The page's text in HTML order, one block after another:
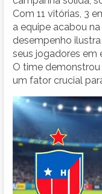
Com 11 vitórias, 3
a equipe acabou
desempenho
seus jogadores em
O time
um fator crucial